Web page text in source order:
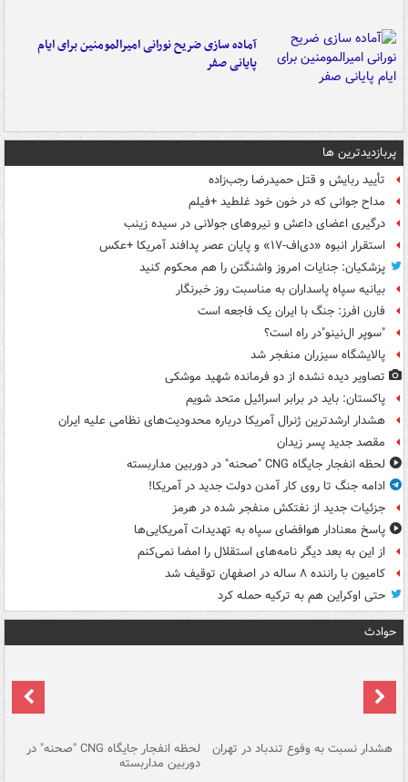
آماده سازی ضریح نورانی امیرالمومنین برای ایام
پایانی صفر
پربازدیدترین ها
تأیید ربایش و قتل حمیدرضا رجب‌زاده
مداح جوانی که در خون خود غلطید +فیلم
درگیری اعضای داعش و نیروهای جولانی در سیده زینب
استقرار انبوه «دی‌اف‑۱۷» و پایان عصر پدافند آمریکا +عکس
پزشکیان: جنایات امروز واشنگتن را هم محکوم کنید
بیانیه سپاه پاسداران به مناسبت روز خبرنگار
فارن افرز: جنگ با ایران یک فاجعه است
"سوپر ال‌نینو"در راه است؟
پالایشگاه سیزران منفجر شد
تصاویر دیده‌ نشده از دو فرمانده شهید موشکی
پاکستان: باید در برابر اسرائیل متحد شویم
هشدار ارشدترین ژنرال آمریکا درباره محدودیت‌های نظامی علیه ایران
مقصد جدید پسر زیدان
لحظه انفجار جایگاه CNG "صحنه" در دوربین مداربسته
ادامه جنگ تا روی کار آمدن دولت جدید در آمریکا!
جزئیات جدید از نفتکش منفجر شده در هرمز
پاسخ معنادار هوافضای سپاه به تهدیدات آمریکایی‌ها
از این به بعد دیگر نامه‌های استقلال را امضا نمی‌کنم
کامیون با راننده ۸ ساله در اصفهان توقیف شد
حتی اوکراین هم به ترکیه حمله کرد
حوادث
هشدار نسبت به وفوع تندباد در تهران لحظه انفجار جایگاه CNG "صحنه" در
دوربین مداربسته